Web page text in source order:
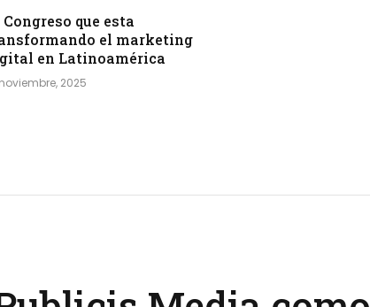
que esta
el marketing
en Latinoamérica
2025